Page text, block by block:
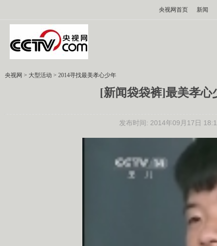
央视网首页 新闻
央视网 > 大型活动 > 2014寻找最美孝心少年
[新闻袋袋裤]最美孝
发布时间: 2014年09月17日